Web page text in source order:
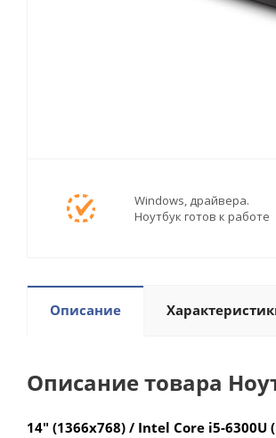
Windows, драйвера.
Ноутбук готов к работе
Описание
Описание товара
14" (1366x768) / Intel Core i5-6300U